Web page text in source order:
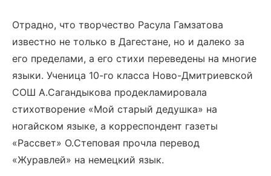
Отрадно, что творчество Расула Гамзатова
известно не только в Дагестане, но и далеко за
его пределами, а его стихи переведены на многие
языки. Ученица 10-го класса Ново-Дмитриевской
СОШ А.Сагандыкова продекламировала
стихотворение «Мой старый дедушка» на
ногайском языке, а корреспондент газеты
«Рассвет» О.Степовая прочла перевод
«Журавлей» на немецкий язык.